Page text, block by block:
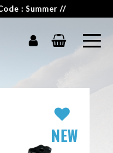
: Summer //
NEW